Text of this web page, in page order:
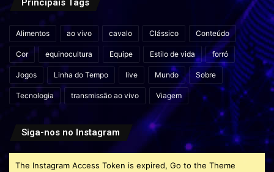
Principais Tags
Alimentos ao vivo cavalo Clássico Conteúdo
Cor equinocultura Equipe Estilo de vida forró
Jogos Linha do Tempo live Mundo Sobre
Tecnologia transmissão ao vivo Viagem
Siga-nos no Instagram
The Instagram Access Token is expired, Go to the Theme